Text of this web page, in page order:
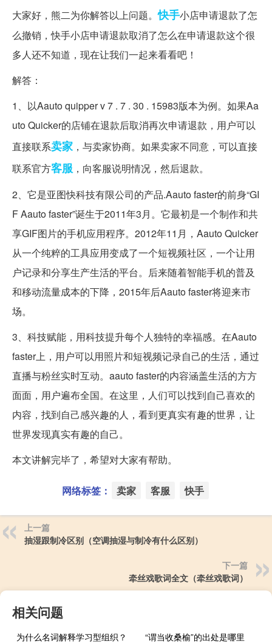
大家好，熊二为你解答以上问题。快手小店申请退款了怎
么撤销，快手小店申请退款取消了怎么在申请退款这个很
多人还不知道，现在让我们一起来看看吧！
解答：
1、以Aauto quipper v 7 . 7 . 30 . 15983版本为例。如果Aa
uto Quicker的店铺在退款后取消再次申请退款，用户可以
直接联系卖家 ，与卖家协商。如果卖家不同意，可以直接
联系官方客服 ，向客服说明情况，然后退款。
2、它是亚图快科技有限公司的产品.Aauto faster的前身“GI
F Aauto faster”诞生于2011年3月。它最初是一个制作和共
享GIF图片的手机应用程序。2012年11月，Aauto Quicker
从一个纯粹的工具应用变成了一个短视频社区，一个让用
户记录和分享生产生活的平台。后来随着智能手机的普及
和移动流量成本的下降，2015年后Aauto faster将迎来市
场。
3、科技赋能，用科技提升每个人独特的幸福感。在Aauto
faster上，用户可以用照片和短视频记录自己的生活，通过
直播与粉丝实时互动。aauto faster的内容涵盖生活的方方
面面，用户遍布全国。在这里，人们可以找到自己喜欢的
内容，找到自己感兴趣的人，看到更真实有趣的世界，让
世界发现真实有趣的自己。
本文讲解完毕了，希望对大家有帮助。
网络标签： 卖家 客服 快手
上一篇
抽湿跟制冷区别（空调抽湿与制冷有什么区别）
下一篇
牵丝戏歌词全文（牵丝戏歌词）
相关问题
为什么名词解释学习型组织？ “谓当收桑榆”的出处是哪里